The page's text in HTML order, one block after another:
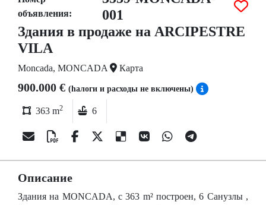
объявления:
001
Здания в продаже на ARCIPESTRE
VILA
Moncada, MONCADA Карта
900.000 € (hалоги и расходы не включены)
363 m2 6
Описание
Здания на MONCADA, c 363 m² построен, 6 Санузлы ,